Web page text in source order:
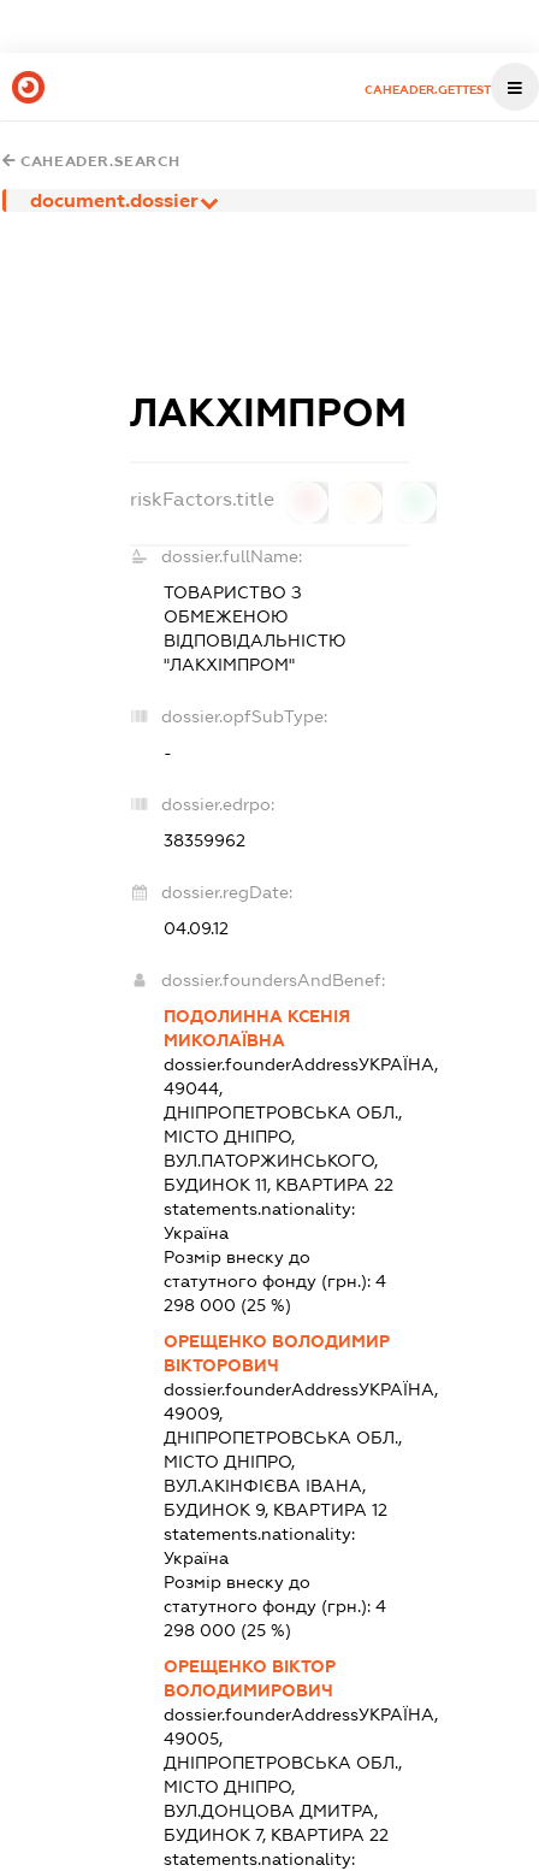
CAHEADER.GETTEST
CAHEADER.SEARCH
document.dossier
ЛАКХІМПРОМ
riskFactors.title
dossier.fullName:
ТОВАРИСТВО З
ОБМЕЖЕНОЮ
ВІДПОВІДАЛЬНІСТЮ
"ЛАКХІМПРОМ"
dossier.opfSubType:
-
dossier.edrpo:
38359962
dossier.regDate:
04.09.12
dossier.foundersAndBenef:
ПОДОЛИННА КСЕНІЯ
МИКОЛАЇВНА
dossier.founderAddressУКРАЇНА,
49044,
ДНІПРОПЕТРОВСЬКА ОБЛ.,
МІСТО ДНІПРО,
ВУЛ.ПАТОРЖИНСЬКОГО,
БУДИНОК 11, КВАРТИРА 22
statements.nationality:
Україна
Розмір внеску до
статутного фонду (грн.):4
298 000 (25 %)
ОРЕЩЕНКО ВОЛОДИМИР
ВІКТОРОВИЧ
dossier.founderAddressУКРАЇНА,
49009,
ДНІПРОПЕТРОВСЬКА ОБЛ.,
МІСТО ДНІПРО,
ВУЛ.АКІНФІЄВА ІВАНА,
БУДИНОК 9, КВАРТИРА 12
statements.nationality:
Україна
Розмір внеску до
статутного фонду (грн.):4
298 000 (25 %)
ОРЕЩЕНКО ВІКТОР
ВОЛОДИМИРОВИЧ
dossier.founderAddressУКРАЇНА,
49005,
ДНІПРОПЕТРОВСЬКА ОБЛ.,
МІСТО ДНІПРО,
ВУЛ.ДОНЦОВА ДМИТРА,
БУДИНОК 7, КВАРТИРА 22
statements.nationality: